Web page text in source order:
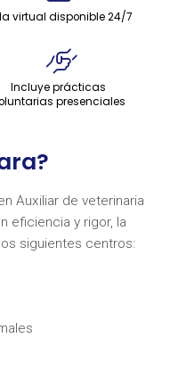
virtual disponible 24/7
Incluye prácticas
presenciales
Auxiliar de veterinaria
eficiencia y rigor, la
siguientes centros: